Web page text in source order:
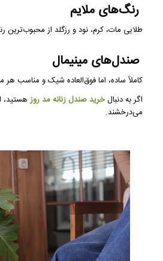
رنگ‌های ملایم
طلایی مات، کرم، نود و رزگلد از محبوب‌ترین
صندل‌های مینیمال
کاملاً ساده، اما فوق‌العاده شیک و مناسب هر
اگر به دنبالخرید صندل زنانه مد روزهستید،
می‌درخشند.